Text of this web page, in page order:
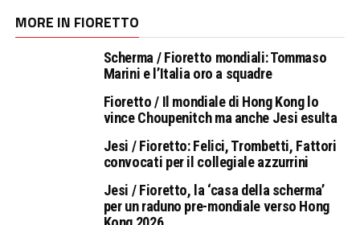
MORE IN FIORETTO
Scherma / Fioretto mondiali: Tommaso
Marini e l’Italia oro a squadre
Fioretto / Il mondiale di Hong Kong lo
vince Choupenitch ma anche Jesi esulta
Jesi / Fioretto: Felici, Trombetti, Fattori
convocati per il collegiale azzurrini
Jesi / Fioretto, la ‘casa della scherma’
per un raduno pre-mondiale verso Hong